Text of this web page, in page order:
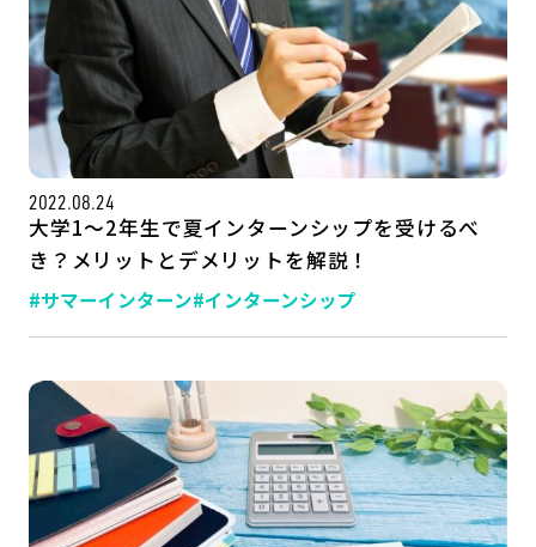
2022.08.24
大学1～2年生で夏インターンシップを受けるべ
き？メリットとデメリットを解説！
#サマーインターン#インターンシップ